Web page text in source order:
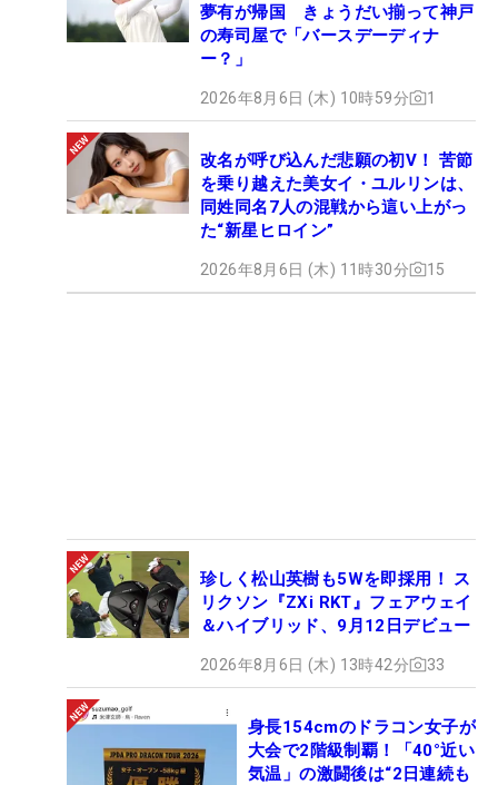
夢有が帰国 きょうだい揃って神戸
の寿司屋で「バースデーディナ
ー？」
2026年8月6日 (木) 10時59分 1
改名が呼び込んだ悲願の初V！ 苦節
を乗り越えた美女イ・ユルリンは、
同姓同名7人の混戦から這い上がっ
た“新星ヒロイン”
2026年8月6日 (木) 11時30分 15
珍しく松山英樹も5Wを即採用！ ス
リクソン『ZXi RKT』フェアウェイ
＆ハイブリッド、9月12日デビュー
2026年8月6日 (木) 13時42分 33
身長154cmのドラコン女子が
大会で2階級制覇！「40°近い
気温」の激闘後は“2日連続も